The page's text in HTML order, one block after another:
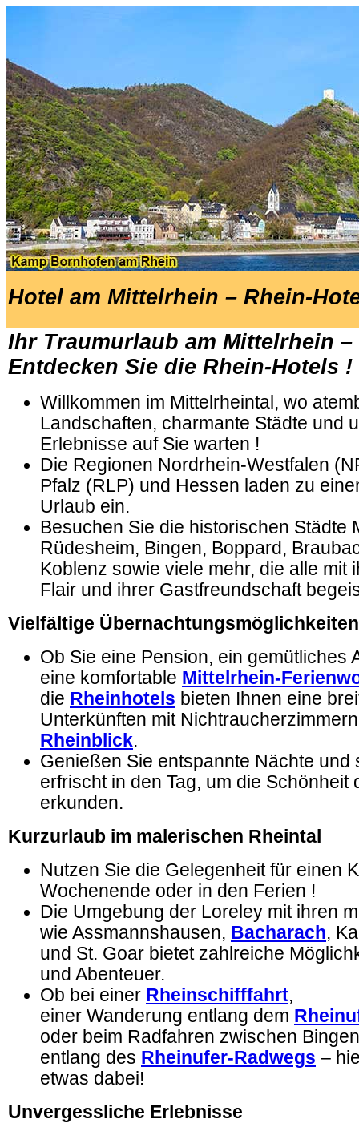
Hotel am Mittelrhein – Rhein-
Ihr Traumurlaub am Mittelrhein –
Entdecken Sie die Rhein-Hotels !
Willkommen im Mittelrheintal, wo
Landschaften, charmante Städte und
Erlebnisse auf Sie warten !
Die Regionen Nordrhein-Westfalen
Pfalz (RLP) und Hessen laden zu
Urlaub ein.
Besuchen Sie die historischen Städte
Rüdesheim, Bingen, Boppard,
Koblenz sowie viele mehr, die alle mit
Flair und ihrer Gastfreundschaft
Vielfältige Übernachtungsmöglichkeiten
Ob Sie eine Pension, ein gemütliches
eine komfortable Mittelrhein-
die Rheinhotels bieten Ihnen eine
Unterkünften mit
Rheinblick.
Genießen Sie entspannte Nächte und
erfrischt in den Tag, um die Schönheit
erkunden.
Kurzurlaub im malerischen Rheintal
Nutzen Sie die Gelegenheit für einen
Wochenende oder in den Ferien !
Die Umgebung der Loreley mit ihren
wie Assmannshausen, Bacharach,
und St. Goar bietet zahlreiche
und Abenteuer.
Ob bei einer Rheinschifffahrt,
einer Wanderung entlang dem
oder beim Radfahren zwischen
entlang des Rheinufer-Radwegs –
etwas dabei!
Unvergessliche Erlebnisse